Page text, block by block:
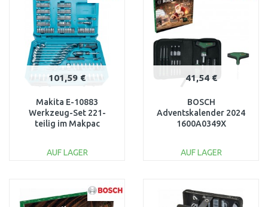
Vergleichen Vergleichen
101,59 €
Makita E-10883
Werkzeug-Set 221-
teilig im Makpac
AUF LAGER
Vergleichen
41,54 €
BOSCH
Adventskalender 2024
1600A0349X
AUF LAGER
Vergleichen